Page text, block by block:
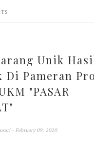
Unik
Di Pameran
"PASAR
- February 09, 2020